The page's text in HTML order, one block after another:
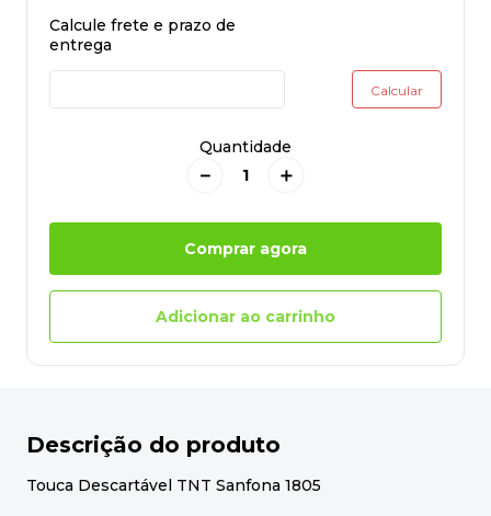
Quantidade
＋
－
Comprar agora
Adicionar ao carrinho
Descrição do produto
Touca Descartável TNT Sanfona 1805